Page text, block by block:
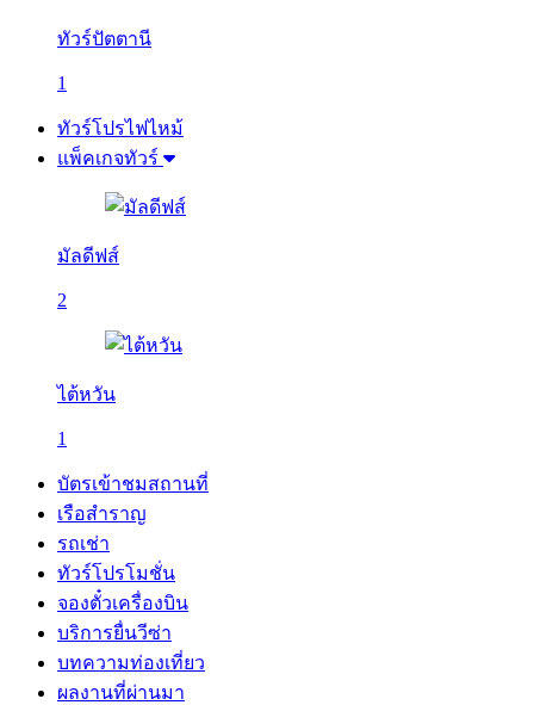
ทัวร์ปัตตานี
1
ทัวร์โปรไฟไหม้
แพ็คเกจทัวร์
มัลดีฟส์
2
ไต้หวัน
1
บัตรเข้าชมสถานที่
เรือสำราญ
รถเช่า
ทัวร์โปรโมชั่น
จองตั๋วเครื่องบิน
บริการยื่นวีซ่า
บทความท่องเที่ยว
ผลงานที่ผ่านมา